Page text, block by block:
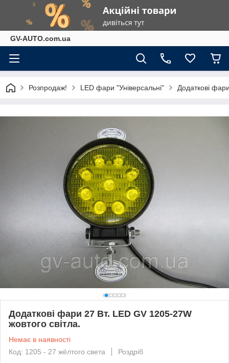
GV-AUTO.com.ua
Розпродаж! LED фари "Універсальні" Додаткові
Додаткові фари 27 Вт. LED GV 1205-27W
жовтого світла.
Немає в наявності
Код: 1205 - 27 жёлтого света
Роздріб